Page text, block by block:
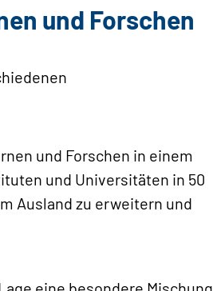
und Forschen
und Forschen in einem
und Universitäten in 50
Ausland zu erweitern und